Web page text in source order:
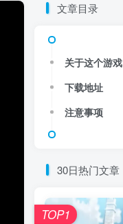
文章目录
关于这个游戏
下载地址
注意事项
30日热门文章
TOP1